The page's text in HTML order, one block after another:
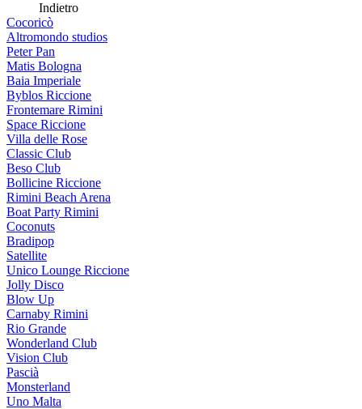
Indietro
Cocoricò
Altromondo studios
Peter Pan
Matis Bologna
Baia Imperiale
Byblos Riccione
Frontemare Rimini
Space Riccione
Villa delle Rose
Classic Club
Beso Club
Bollicine Riccione
Rimini Beach Arena
Boat Party Rimini
Coconuts
Bradipop
Satellite
Unico Lounge Riccione
Jolly Disco
Blow Up
Carnaby Rimini
Rio Grande
Wonderland Club
Vision Club
Pascià
Monsterland
Uno Malta